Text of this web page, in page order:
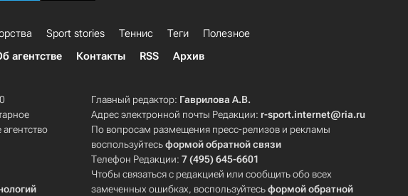
Sport stories Теннис Теги
Полезное
агентстве Контакты RSS Архив
Главный редактор: Гаврилова А.В.
Адрес электронной почты Редакции: r-sport.internet@ria.ru
По вопросам размещения пресс-релизов и рекламы
воспользуйтесьформой обратной связи
Телефон Редакции:7 (495) 645-6601
Чтобы связаться с редакцией или сообщить обо всех
замеченных ошибках, воспользуйтесьформой обратной